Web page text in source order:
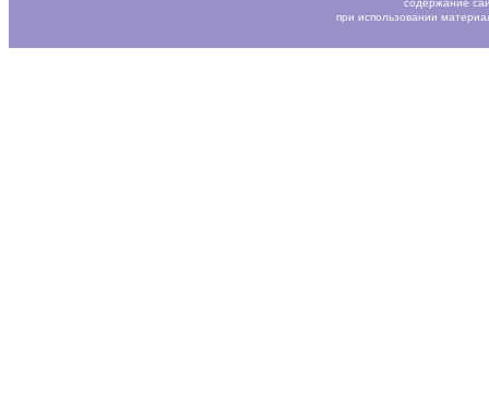
содержание
при использовании